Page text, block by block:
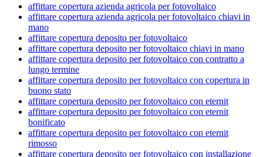
affittare copertura azienda agricola per fotovoltaico
affittare copertura azienda agricola per fotovoltaico chiavi in
mano
affittare copertura deposito per fotovoltaico
affittare copertura deposito per fotovoltaico chiavi in mano
affittare copertura deposito per fotovoltaico con contratto a
lungo termine
affittare copertura deposito per fotovoltaico con copertura in
buono stato
affittare copertura deposito per fotovoltaico con eternit
affittare copertura deposito per fotovoltaico con eternit
bonificato
affittare copertura deposito per fotovoltaico con eternit
rimosso
affittare copertura deposito per fotovoltaico con installazione